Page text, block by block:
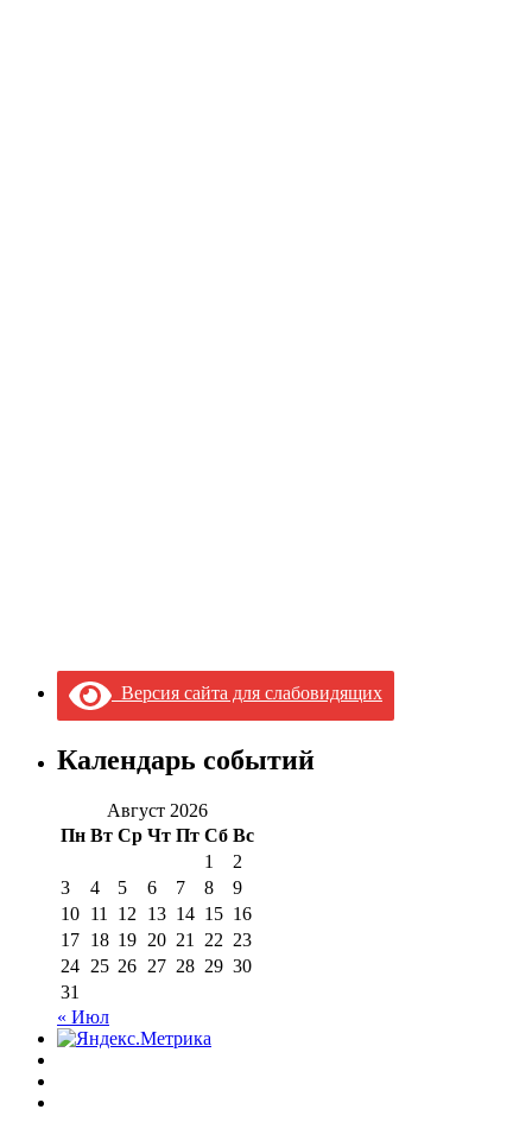
Версия сайта для слабовидящих
Календарь событий
Август 2026
Пн Вт Ср Чт Пт Сб Вс
1
2
3
4 5 6 7 8
9
10 11 12 13 14 15 16
17 18 19 20 21 22 23
24 25 26 27 28 29 30
31
« Июл